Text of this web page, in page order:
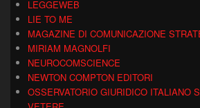
LEGGEWEB
LIE TO ME
MAGAZINE DI COMUNICAZIONE
MIRIAM MAGNOLFI
NEUROCOMSCIENCE
NEWTON COMPTON EDITORI
OSSERVATORIO GIURIDICO ITALIANO